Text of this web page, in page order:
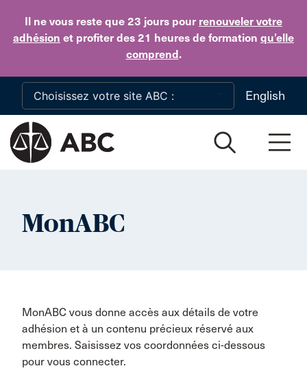
Il ne vous reste que 23 jours pour renouveler votre
adhésion et profiter des 21 heures de formation qu’elle
comprend.
Skip to main content
English
MonABC
MonABC vous donne accès aux détails de votre
adhésion et à un contenu précieux réservé aux
membres. Saisissez vos coordonnées ci-dessous
pour vous connecter.